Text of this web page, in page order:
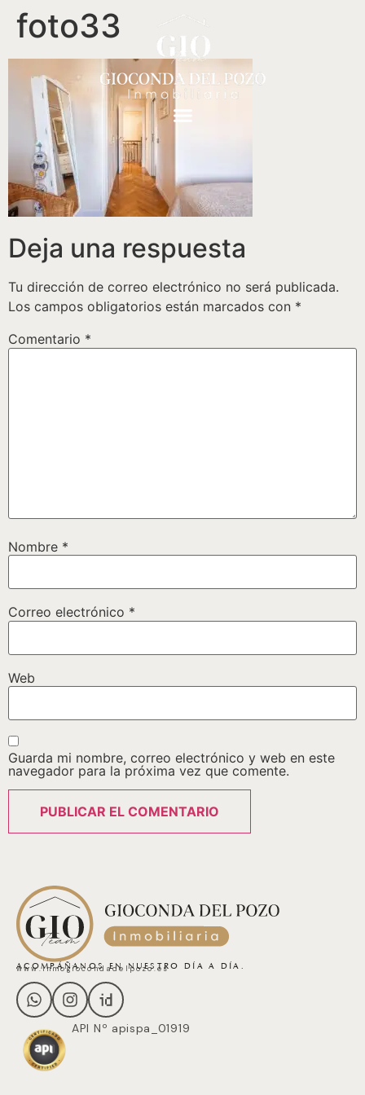
foto33
Deja una respuesta
Tu dirección de correo electrónico no será publicada.
Los campos obligatorios están marcados con *
Comentario *
Nombre *
Correo electrónico *
Web
Guarda mi nombre, correo electrónico y web en este
navegador para la próxima vez que comente.
ACOMPÁÑANOS EN NUESTRO DÍA A DÍA.
www.inmogiocondadelpozo.es
API Nº apispa_01919